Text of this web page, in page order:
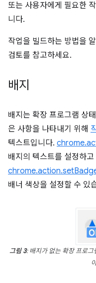
또는 사용자에게 필요한
니다.
작업을 빌드하는 방법을
검토를 참고하세요.
배지
배지는 확장 프로그램 상
은 사항을 나타내기 위해
텍스트입니다.
배지의 텍스트를 설정하고
배너 색상을 설정할 수 있
그림 3: 배지가 없는 확장 프로